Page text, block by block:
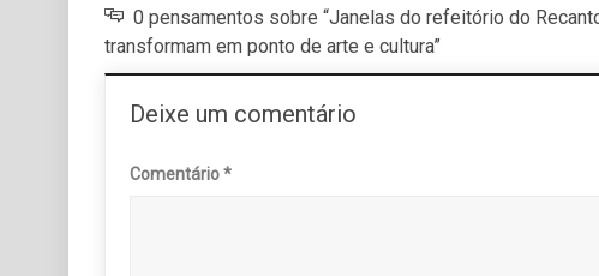
0 pensamentos sobre “Janelas do refeitório do
transformam em ponto de arte e cultura”
Deixe um comentário
Comentário*